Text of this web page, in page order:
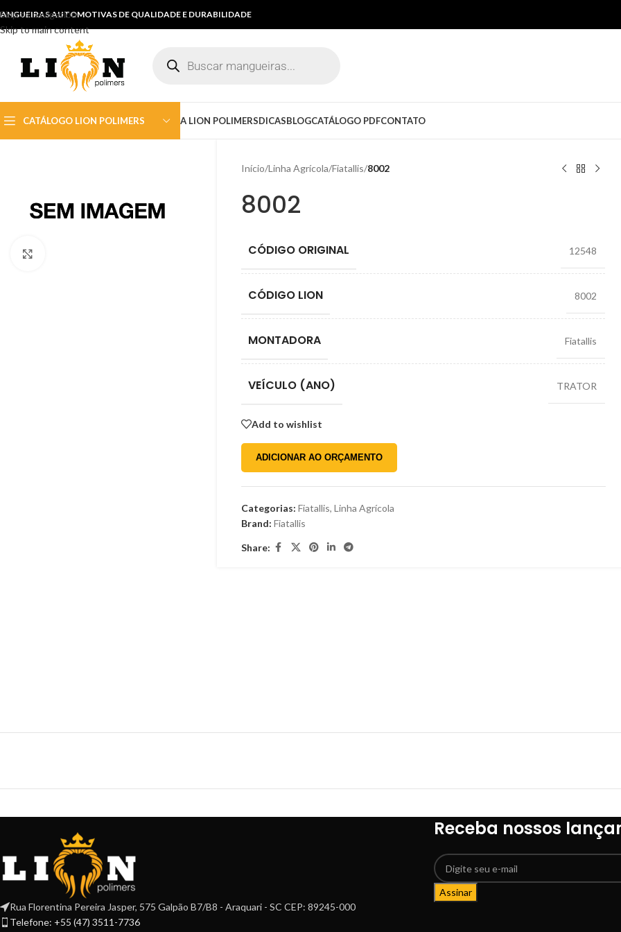
Skip to navigation
Skip to main content
AUTOMOTIVAS DE QUALIDADE E DURABILIDADE
CATÁLOGO LION POLIMERS
DKW
A LION POLIMERSDICASBLOGCATÁLOGO PDFCONTATO
Início/Linha Agrícola/Fiatallis/8002
8002
CÓDIGO ORIGINAL 12548
CÓDIGO LION 8002
MONTADORA Fiatallis
VEÍCULO (ANO) TRATOR
Add to wishlist
ADICIONAR AO ORÇAMENTO
Categorias: Fiatallis, Linha Agrícola
Brand: Fiatallis
Share:
Rua Florentina Pereira Jasper, 575 Galpão B7/B8 - Araquari - SC CEP: 89245-000
Telefone: +55 (47) 3511-7736
Receba nossos
Assinar